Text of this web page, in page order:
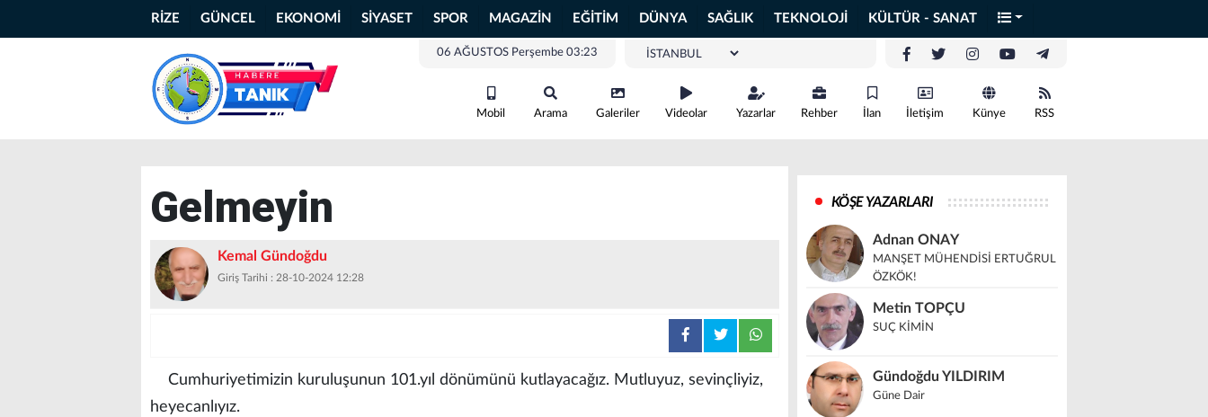
RİZE GÜNCEL EKONOMİ SİYASET SPOR MAGAZİN EĞİTİM DÜNYA SAĞLIK TEKNOLOJİ KÜLTÜR - SANAT
06 AĞUSTOS Perşembe 03:23
Mobil Arama Galeriler Videolar Yazarlar Rehber İlan İletişim Künye RSS
Gelmeyin
Kemal Gündoğdu
Giriş Tarihi : 28-10-2024 12:28
Cumhuriyetimizin kuruluşunun 101.yıl dönümünü kutlayacağız. Mutluyuz, sevinçliyiz,
heyecanlıyız.
KÖŞE YAZARLARI
Adnan ONAY
MANŞET MÜHENDİSİ ERTUĞRUL
ÖZKÖK!
Metin TOPÇU
SUÇ KİMİN
Gündoğdu YILDIRIM
Güne Dair